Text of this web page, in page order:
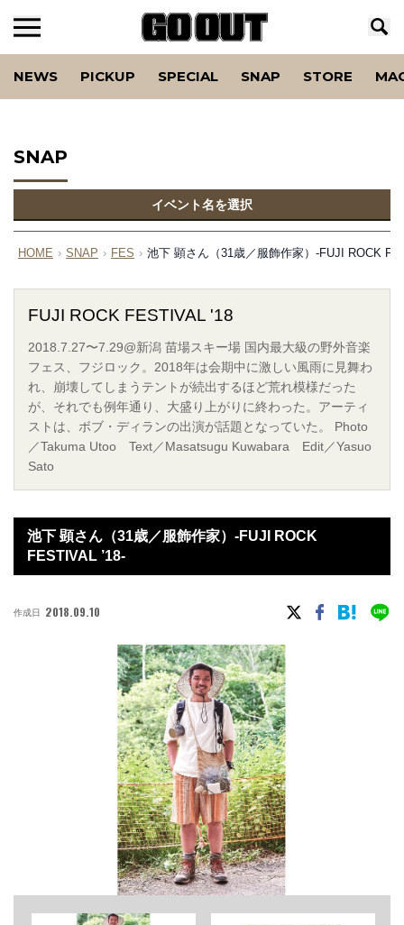
NEWS PICKUP SPECIAL SNAP STORE
SNAP
イベント名を選択
HOME › SNAP › FES › 池下 顕さん（31歳／服飾作家）-FUJI ROCK
FUJI ROCK FESTIVAL '18
2018.7.27〜7.29@新潟 苗場スキー場 国内最大級の野外音楽
フェス、フジロック。2018年は会期中に激しい風雨に見舞わ
れ、崩壊してしまうテントが続出するほど荒れ模様だった
が、それでも例年通り、大盛り上がりに終わった。アーティ
ストは、ボブ・ディランの出演が話題となっていた。 Photo
／Takuma Utoo Text／Masatsugu Kuwabara Edit／Yasuo
Sato
池下 顕さん（31歳／服飾作家）-FUJI ROCK
FESTIVAL ’18-
作成日 2018.09.10